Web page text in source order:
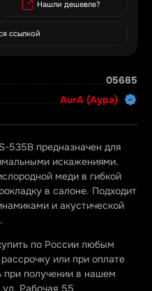
05685
AurA (Аура)
535B предназначен для
искажениями.
меди в гибкой
в салоне. Подходит
и акустической
по России любым
или при оплате
получении в нашем
ул. Рабочая 55
Нашли дешевле?
ссылкой